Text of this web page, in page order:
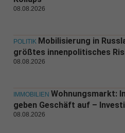
08.08.2026
POLITIK Mobilisierung in
größtes innenpolitisches
08.08.2026
IMMOBILIEN Wohnungsmarkt:
geben Geschäft auf –
08.08.2026